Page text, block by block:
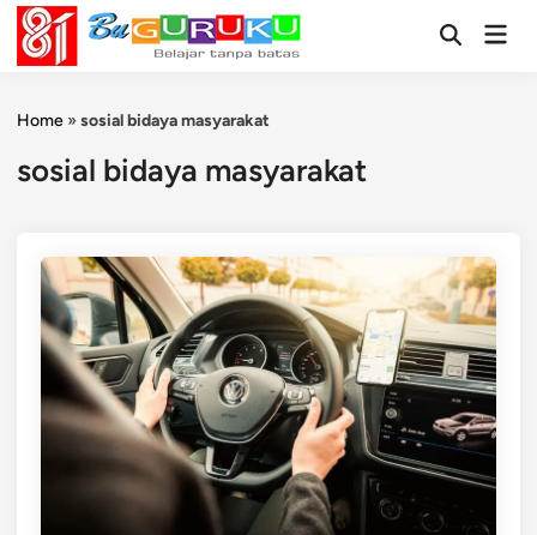
Skip
content
OpenMain
Home » sosial bidaya masyarakat
sosial bidaya masyarakat